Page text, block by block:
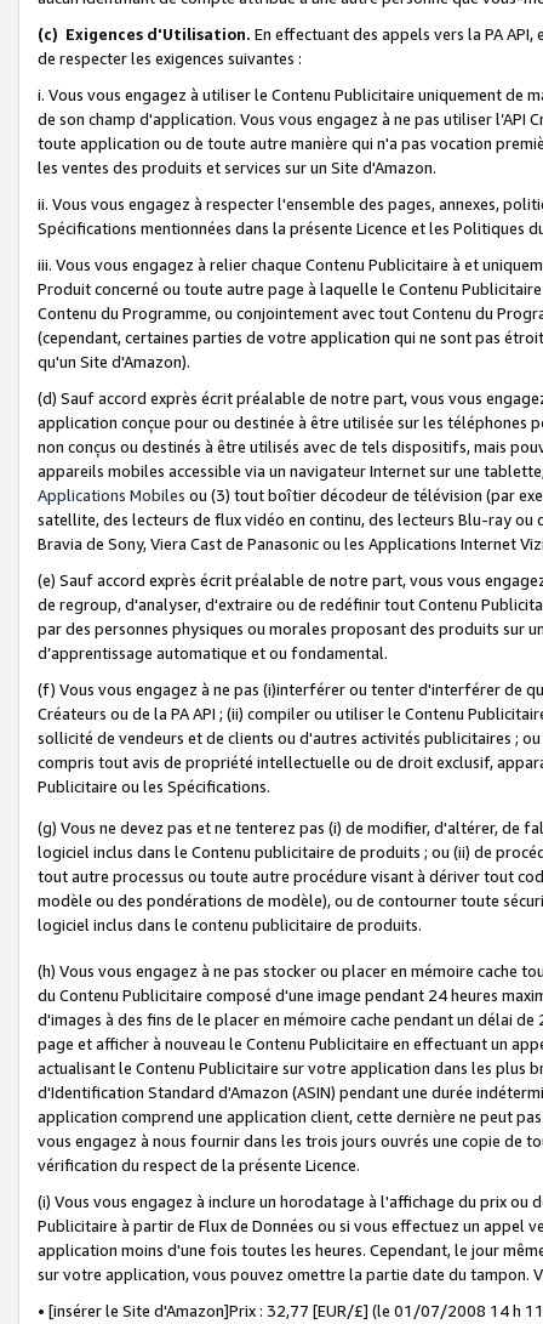
(c) Exigences d'Utilisation. En effectuant des appels vers la PA
de respecter les exigences suivantes :
i. Vous vous engagez à utiliser le Contenu Publicitaire uniquement de
de son champ d'application. Vous vous engagez à ne pas utiliser l’API
toute application ou de toute autre manière qui n'a pas vocation
les ventes des produits et services sur un Site d'Amazon.
ii. Vous vous engagez à respecter l'ensemble des pages, annexes,
Spécifications mentionnées dans la présente Licence et les Politiques
iii. Vous vous engagez à relier chaque Contenu Publicitaire à et
Produit concerné ou toute autre page à laquelle le Contenu
Contenu du Programme, ou conjointement avec tout Contenu du
(cependant, certaines parties de votre application qui ne sont pas
qu'un Site d'Amazon).
(d) Sauf accord exprès écrit préalable de notre part, vous vous
application conçue pour ou destinée à être utilisée sur les téléphones
non conçus ou destinés à être utilisés avec de tels dispositifs, mais
appareils mobiles accessible via un navigateur Internet sur une
Applications Mobiles ou (3) tout boîtier décodeur de télévision (par
satellite, des lecteurs de flux vidéo en continu, des lecteurs Blu-ray
Bravia de Sony, Viera Cast de Panasonic ou les Applications Internet
(e) Sauf accord exprès écrit préalable de notre part, vous vous
de regroup, d'analyser, d'extraire ou de redéfinir tout Contenu
par des personnes physiques ou morales proposant des produits sur
d’apprentissage automatique et ou fondamental.
(f) Vous vous engagez à ne pas (i)interférer ou tenter d'interférer de
Créateurs ou de la PA API ; (ii) compiler ou utiliser le Contenu
sollicité de vendeurs et de clients ou d'autres activités publicitaires ;
compris tout avis de propriété intellectuelle ou de droit exclusif,
Publicitaire ou les Spécifications.
(g) Vous ne devez pas et ne tenterez pas (i) de modifier, d'altérer, de
logiciel inclus dans le Contenu publicitaire de produits ; ou (ii) de
tout autre processus ou toute autre procédure visant à dériver tout
modèle ou des pondérations de modèle), ou de contourner toute
logiciel inclus dans le contenu publicitaire de produits.
(h) Vous vous engagez à ne pas stocker ou placer en mémoire cache
du Contenu Publicitaire composé d'une image pendant 24 heures
d'images à des fins de le placer en mémoire cache pendant un délai
page et afficher à nouveau le Contenu Publicitaire en effectuant un
actualisant le Contenu Publicitaire sur votre application dans les plus
d'Identification Standard d'Amazon (ASIN) pendant une durée
application comprend une application client, cette dernière ne peut
vous engagez à nous fournir dans les trois jours ouvrés une copie de
vérification du respect de la présente Licence.
(i) Vous vous engagez à inclure un horodatage à l'affichage du prix
Publicitaire à partir de Flux de Données ou si vous effectuez un appel
application moins d'une fois toutes les heures. Cependant, le jour
sur votre application, vous pouvez omettre la partie date du tampon.
• [insérer le Site d'Amazon]Prix : 32,77 [EUR/£] (le 01/07/2008 14 h